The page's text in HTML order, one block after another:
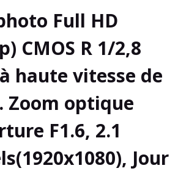
Full HD
CMOS R 1/2,8
haute vitesse de
Zoom optique
F1.6, 2.1
Jour